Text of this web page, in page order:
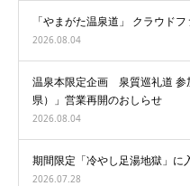
「やまがた温泉道」 クラウド
2026.08.04
温泉本限定企画 泉質巡礼道
県）」営業再開のおしらせ
2026.08.04
期間限定「冷やし足湯地獄」に
2026.07.28